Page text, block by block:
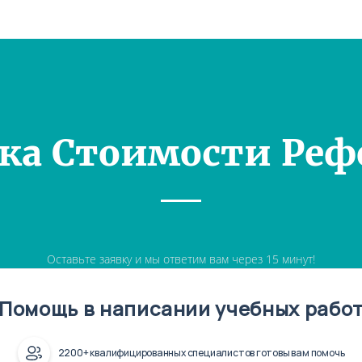
Стоимости
Оставьте заявку и мы ответим вам через 15 минут!
в написании учебных работ
2200+ квалифицированных специалистов готовы вам помочь